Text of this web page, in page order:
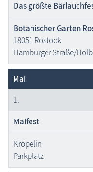
Das größte
Botanischer Garten
18051 Rostock
Hamburger Straße/
Mai
1.
Maifest
Kröpelin
Parkplatz